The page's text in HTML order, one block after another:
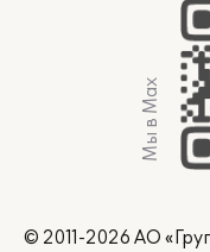
Мы в Max
© 2011-2026 АО